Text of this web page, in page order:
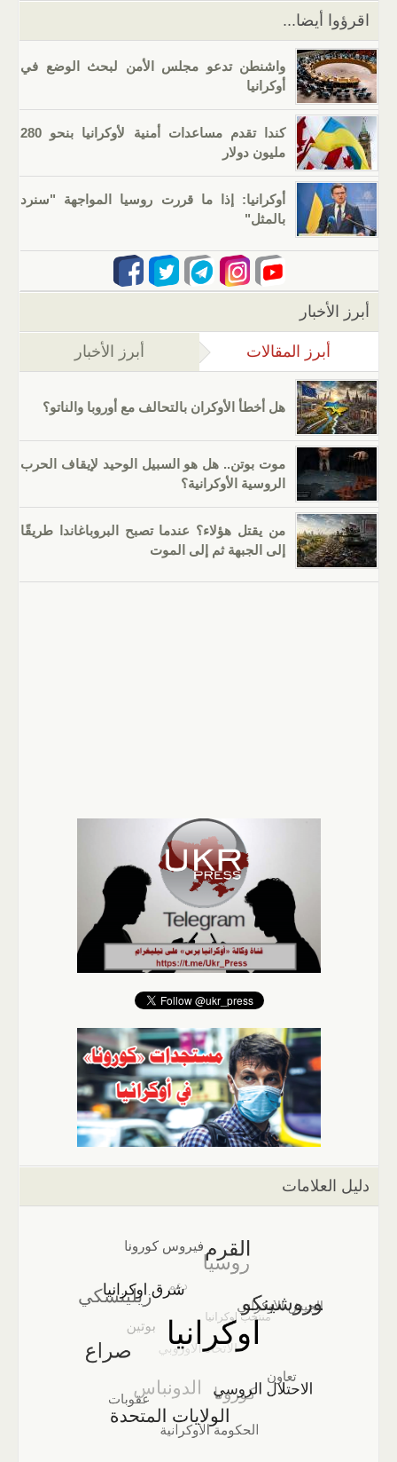
اقرؤوا أيضا...
واشنطن تدعو مجلس الأمن لبحث الوضع في
أوكرانيا
كندا تقدم مساعدات أمنية لأوكرانيا بنحو 280
مليون دولار
أوكرانيا: إذا ما قررت روسيا المواجهة "سنرد
بالمثل"
أبرز الأخبار
أبرز المقالات (علامة التبويب النشطة)
أبرز الأخبار
هل أخطأ الأوكران بالتحالف مع أوروبا والناتو؟
موت بوتن.. هل هو السبيل الوحيد لإيقاف الحرب
الروسية الأوكرانية؟
من يقتل هؤلاء؟ عندما تصبح البروباغاندا طريقًا
إلى الجبهة ثم إلى الموت
دليل العلامات